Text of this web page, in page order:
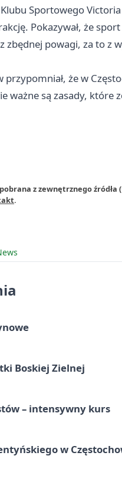
Sportowego
Pokazywał, że
powagi, za to z
że w
ważne są zasady, które
z zewnętrznego źródła
.
Boskiej Zielnej
– intensywny kurs
w